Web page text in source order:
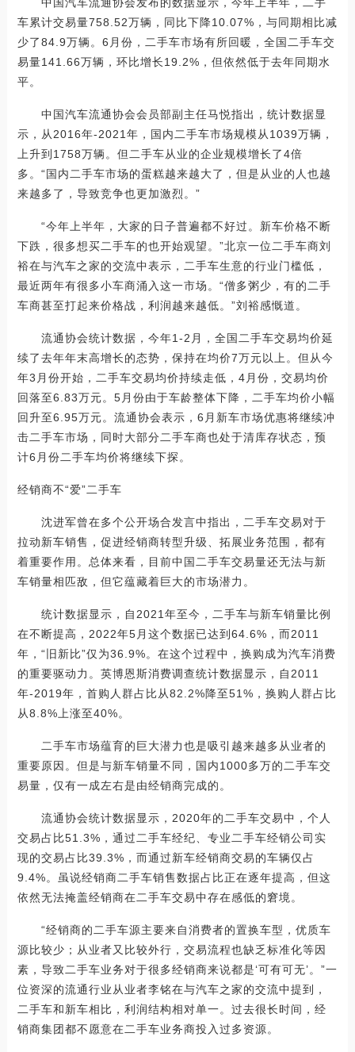
车累计交易量758.52万辆，同比下降10.07%，与同期相比减
少了84.9万辆。6月份，二手车市场有所回暖，全国二手车交
易量141.66万辆，环比增长19.2%，但依然低于去年同期水
平。
中国汽车流通协会会员部副主任马悦指出，统计数据显
示，从2016年-2021年，国内二手车市场规模从1039万辆，
上升到1758万辆。但二手车从业的企业规模增长了4倍
多。“国内二手车市场的蛋糕越来越大了，但是从业的人也越
来越多了，导致竞争也更加激烈。”
“今年上半年，大家的日子普遍都不好过。新车价格不断
下跌，很多想买二手车的也开始观望。”北京一位二手车商刘
裕在与汽车之家的交流中表示，二手车生意的行业门槛低，
最近两年有很多小车商涌入这一市场。“僧多粥少，有的二手
车商甚至打起来价格战，利润越来越低。”刘裕感慨道。
流通协会统计数据，今年1-2月，全国二手车交易均价延
续了去年年末高增长的态势，保持在均价7万元以上。但从今
年3月份开始，二手车交易均价持续走低，4月份，交易均价
回落至6.83万元。5月份由于车龄整体下降，二手车均价小幅
回升至6.95万元。流通协会表示，6月新车市场优惠将继续冲
击二手车市场，同时大部分二手车商也处于清库存状态，预
计6月份二手车均价将继续下探。
经销商不“爱”二手车
沈进军曾在多个公开场合发言中指出，二手车交易对于
拉动新车销售，促进经销商转型升级、拓展业务范围，都有
着重要作用。总体来看，目前中国二手车交易量还无法与新
车销量相匹敌，但它蕴藏着巨大的市场潜力。
统计数据显示，自2021年至今，二手车与新车销量比例
在不断提高，2022年5月这个数据已达到64.6%，而2011
年，“旧新比”仅为36.9%。在这个过程中，换购成为汽车消费
的重要驱动力。英博恩斯消费调查统计数据显示，自2011
年-2019年，首购人群占比从82.2%降至51%，换购人群占比
从8.8%上涨至40%。
二手车市场蕴育的巨大潜力也是吸引越来越多从业者的
重要原因。但是与新车销量不同，国内1000多万的二手车交
易量，仅有一成左右是由经销商完成的。
流通协会统计数据显示，2020年的二手车交易中，个人
交易占比51.3%，通过二手车经纪、专业二手车经销公司实
现的交易占比39.3%，而通过新车经销商交易的车辆仅占
9.4%。虽说经销商二手车销售数据占比正在逐年提高，但这
依然无法掩盖经销商在二手车交易中存在感低的窘境。
“经销商的二手车源主要来自消费者的置换车型，优质车
源比较少；从业者又比较外行，交易流程也缺乏标准化等因
素，导致二手车业务对于很多经销商来说都是‘可有可无’。”一
位资深的流通行业从业者李铭在与汽车之家的交流中提到，
二手车和新车相比，利润结构相对单一。过去很长时间，经
销商集团都不愿意在二手车业务商投入过多资源。